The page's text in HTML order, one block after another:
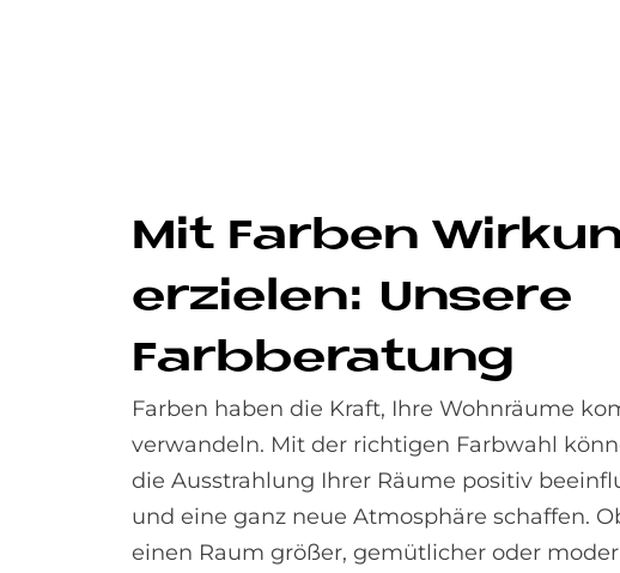
Mit Far­ben
er­zie­len: Un­se­re
Farb­be­ra­tung
Farben haben die Kraft, Ihre Wohnräume
verwandeln. Mit der richtigen Farbwahl
die Ausstrahlung Ihrer Räume positiv
und eine ganz neue Atmosphäre schaffen.
einen Raum größer, gemütlicher oder